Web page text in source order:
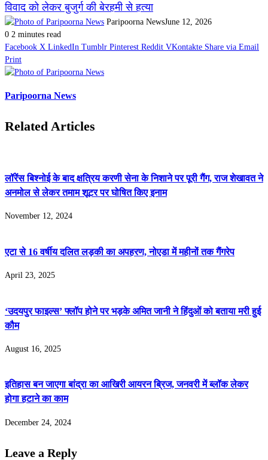
विवाद को लेकर बुजुर्ग की बेरहमी से हत्या
Paripoorna NewsJune 12, 2026
0 2 minutes read
Facebook X LinkedIn Tumblr Pinterest Reddit VKontakte Share via Email
Print
Paripoorna News
Related Articles
लॉरेंस बिश्नोई के बाद क्षत्रिय करणी सेना के निशाने पर पूरी गैंग, राज शेखावत ने
अनमोल से लेकर तमाम शूटर पर घोषित किए इनाम
November 12, 2024
एटा से 16 वर्षीय दलित लड़की का अपहरण, नोएडा में महीनों तक गैंगरेप
April 23, 2025
‘उदयपुर फाइल्‍स’ फ्लॉप होने पर भड़के अमित जानी ने हिंदुओं को बताया मरी हुई
कौम
August 16, 2025
इतिहास बन जाएगा बांद्रा का आखिरी आयरन ब्रिज, जनवरी में ब्लॉक लेकर
होगा हटाने का काम
December 24, 2024
Leave a Reply